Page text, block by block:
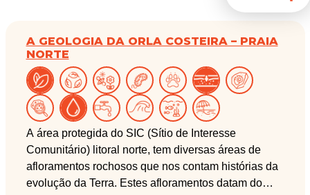
A GEOLOGIA DA ORLA COSTEIRA – PRAIA
NORTE
A área protegida do SIC (Sítio de Interesse
Comunitário) litoral norte, tem diversas áreas de
afloramentos rochosos que nos contam histórias da
evolução da Terra. Estes afloramentos datam do